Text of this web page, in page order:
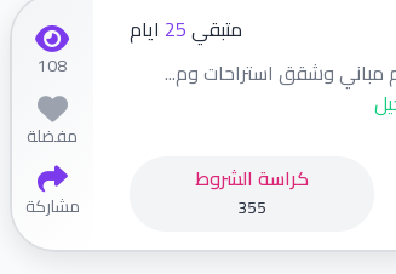
متبقي25 ايام
مباني وشقق استراحات وم...
كراسة الشروط
355
108
مفضلة
مشاركة